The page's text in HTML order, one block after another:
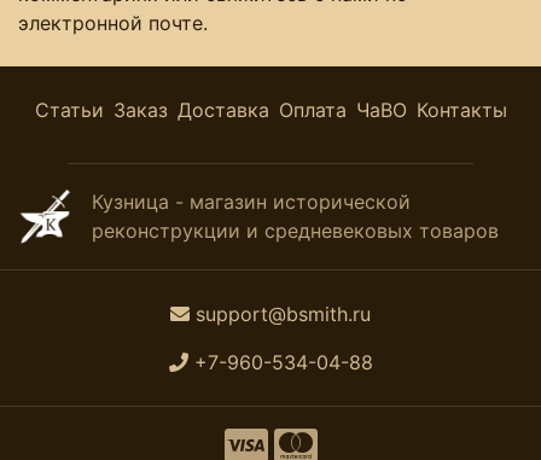
электронной почте.
Статьи Заказ Доставка Оплата ЧаВО Контакты
Кузница - магазин исторической
реконструкции и средневековых товаров
support@bsmith.ru
+7-960-534-04-88